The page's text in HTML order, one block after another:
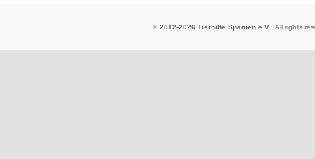
©2012-2026 Tierhilfe Spanien e.V.All rights